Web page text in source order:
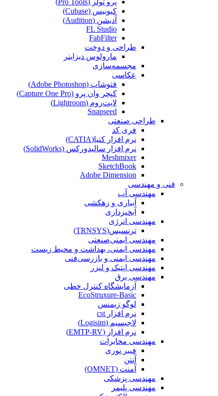
کیوبیس (Cubase‎)
آدیشن (Audition)
FL Studio
FabFilter
طراحی و دوخت
مارولوس دیزاینر
مجسمه‌سازی‌
عکاسی
فتوشاپ (Adobe Photoshop)
کپچر وان پرو (Capture One Pro)
لایت‌روم (Lightroom)
Snapseed
طراحی صنعتی
فری کد
نرم افزار کتیا(CATIA)
نرم افزار سالیدورکس (SolidWorks)
Meshmixer
SketchBook
Adobe Dimension
فنی و مهندسی
مهندسی آب
آبیاری و زهکشی
آبخیزداری
مهندسی انرژی
ترنسیس(TRNSYS)
مهندسی ایمنی‌صنعتی
مهندسی ایمنی، بهداشت و محیط زیست
مهندسی ایمنی‌ و‌ بازرسی‌فنی
مهندسی اپتیک و لیزر
مهندسی برق
آزمایشگاه کنترل خطی
EcoStruxure-Basic
لوگو زیمنس
نرم افزار cst
لاجیسیم (Logisim)
نرم افزار (EMTP-RV)
مهندسی مخابرات
فیبر نوری
آنتن
آمنت (OMNET)
مهندسی پزشکی
مهندسی پلیمر